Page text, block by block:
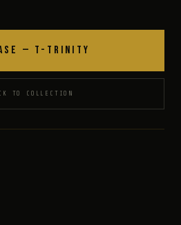
— T-TRINITY
TO COLLECTION